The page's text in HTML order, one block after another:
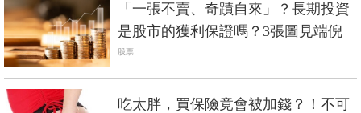
「一張不賣、奇蹟自來」？長期投資
是股市的獲利保證嗎？3張圖見端倪
股票
吃太胖，買保險竟會被加錢？！不可